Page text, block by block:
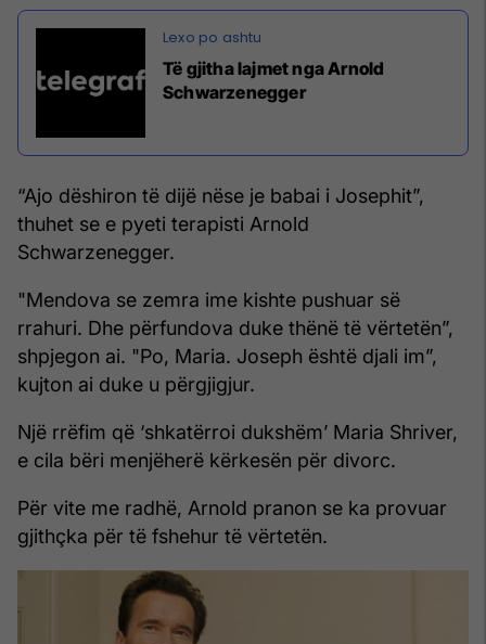
Të gjitha lajmet nga Arnold
Schwarzenegger
“Ajo dëshiron të dijë nëse je babai i Josephit”,
thuhet se e pyeti terapisti Arnold
Schwarzenegger.
"Mendova se zemra ime kishte pushuar së
rrahuri. Dhe përfundova duke thënë të vërtetën”,
shpjegon ai. "Po, Maria. Joseph është djali im”,
kujton ai duke u përgjigjur.
Një rrëfim që ‘shkatërroi dukshëm’ Maria Shriver,
e cila bëri menjëherë kërkesën për divorc.
Për vite me radhë, Arnold pranon se ka provuar
gjithçka për të fshehur të vërtetën.